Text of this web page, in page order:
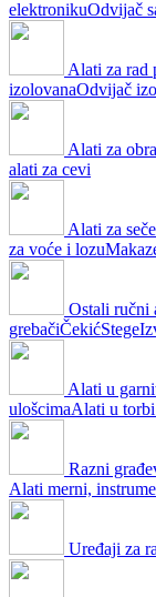
elektronikuOdvijač
Alati za rad
izolovanaOdvijač
Alati za
alati za cevi
Alati za
za voće i lozu
Ostali ručni
grebačiČekićStege
Alati u
ulošcimaAlati u
Razni
Alati merni,
Uređaji za